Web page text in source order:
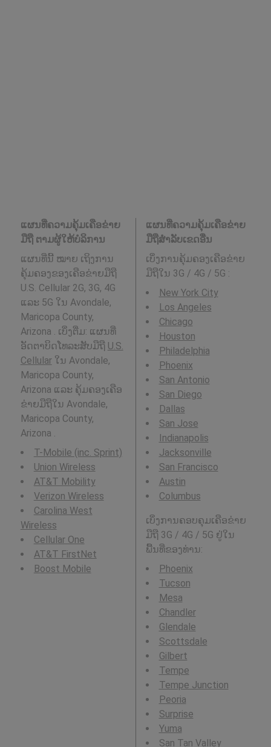
ແຜນທີ່ຄວາມຄຸ້ມເຄືອຂ່າຍ
ມືຖື ຕາມຜູ້ໃຫ້ບໍລິການ
ແຜນທີ່ນີ້ ໝາຍ ເຖິງການ
ຄຸ້ມຄອງຂອງເຄືອຂ່າຍມືຖື
U.S. Cellular 2G, 3G, 4G
ແລະ 5G ໃນ Avondale,
Maricopa County,
Arizona . ເບິ່ງຕື່ມ: ແຜນທີ່
ອັດຕາບິດໂທລະສັບມືຖື U.S.
Cellularໃນ Avondale,
Maricopa County,
Arizona ແລະ ຄຸ້ມຄອງເຄືອ
ຂ່າຍມືຖືໃນ Avondale,
Maricopa County,
Arizona .
T-Mobile (inc. Sprint)
Union Wireless
AT&T Mobility
Verizon Wireless
Carolina West
Wireless
Cellular One
AT&T FirstNet
Boost Mobile
ແຜນທີ່ຄວາມຄຸ້ມເຄືອຂ່າຍ
ມືຖືສໍາລັບເຂດອື່ນ
ເບິ່ງການຄຸ້ມຄອງເຄືອຂ່າຍ
ມືຖືໃນ 3G / 4G / 5G :
New York City
Los Angeles
Chicago
Houston
Philadelphia
Phoenix
San Antonio
San Diego
Dallas
San Jose
Indianapolis
Jacksonville
San Francisco
Austin
Columbus
ເບິ່ງການຄອບຄຸມເຄືອຂ່າຍ
ມືຖື 3G / 4G / 5G ຢູ່ໃນ
ພື້ນທີ່ຂອງທ່ານ:
Phoenix
Tucson
Mesa
Chandler
Glendale
Scottsdale
Gilbert
Tempe
Tempe Junction
Peoria
Surprise
Yuma
San Tan Valley